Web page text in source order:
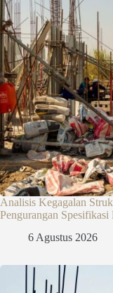
Analisis Kegagalan
Pengurangan Spesifikasi
6 Agustus 2026